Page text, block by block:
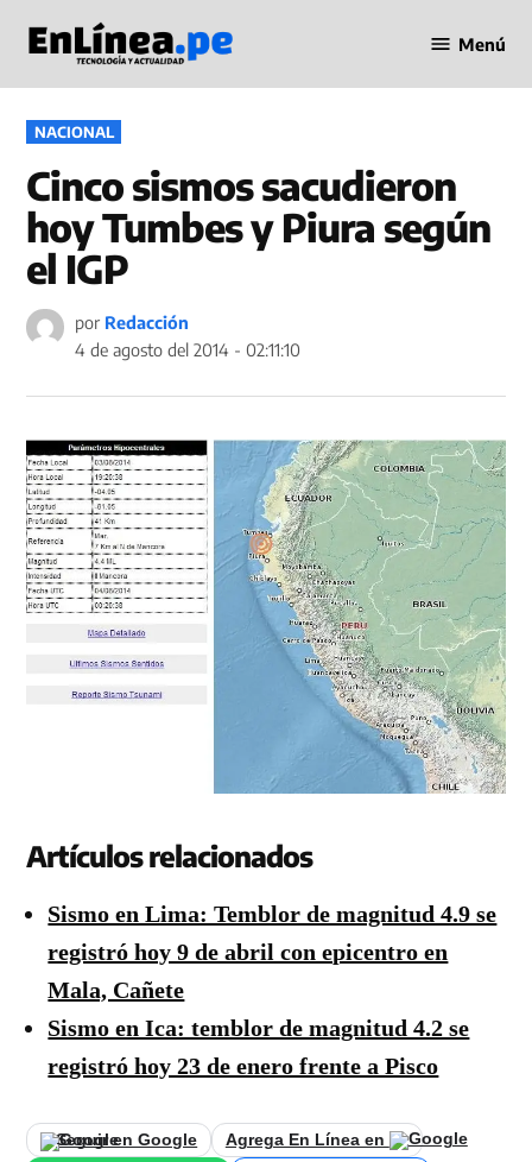
contenido
en Línea
Menú
PUBLICADO
EN
NACIONAL
Cinco sismos sacudieron
hoy Tumbes y Piura según
el IGP
por Redacción
4 de agosto del 2014 - 02:11:10
Artículos relacionados
Sismo en Lima: Temblor de magnitud 4.9 se
registró hoy 9 de abril con epicentro en
Mala, Cañete
Sismo en Ica: temblor de magnitud 4.2 se
registró hoy 23 de enero frente a Pisco
Seguir en Google
Agrega En Línea en